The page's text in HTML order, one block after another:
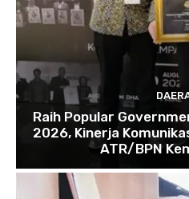
Raih Popular
2026, Kinerja
ATR/BPN